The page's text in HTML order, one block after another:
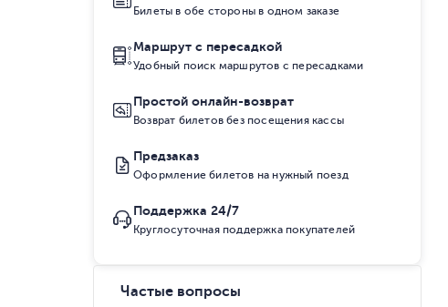
Билеты в обе стороны в одном заказе
Маршрут с пересадкой
Удобный поиск маршрутов с пересадками
Простой онлайн-возврат
Возврат билетов без посещения кассы
Предзаказ
Оформление билетов на нужный поезд
Поддержка 24/7
Круглосуточная поддержка покупателей
Частые вопросы